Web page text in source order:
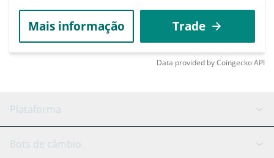
Mais informação Trade
Data provided byCoingeckoAPI
Plataforma
Bot GRID
Bots de câmbio